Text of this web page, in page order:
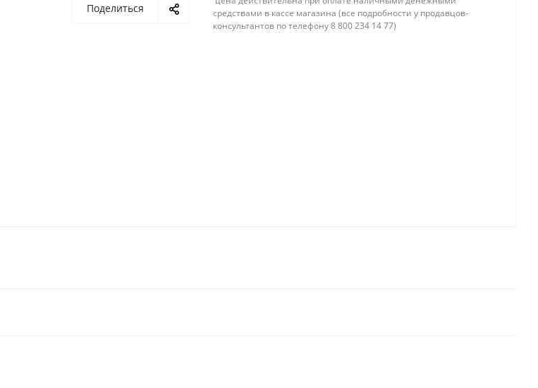
Поделиться
средствами в кассе магазина (все подробности у продавцов-
консультантов по телефону 8 800 234 14 77)